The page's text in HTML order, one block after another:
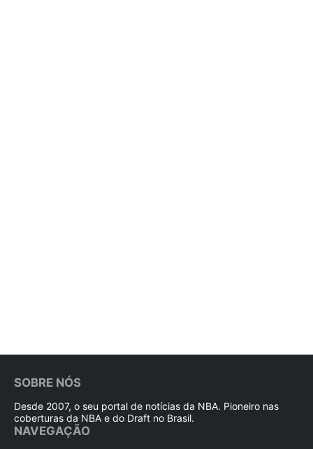
SOBRE NÓS
Desde 2007, o seu portal de notícias da NBA. Pioneiro nas
coberturas da NBA e do Draft no Brasil.
NAVEGAÇÃO